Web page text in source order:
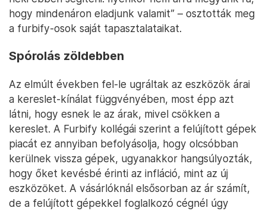
hogy mindenáron eladjunk valamit” – osztották meg
a furbify-osok saját tapasztalataikat.
Spórolás zöldebben
Az elmúlt években fel-le ugráltak az eszközök árai
a kereslet-kínálat függvényében, most épp azt
látni, hogy esnek le az árak, mivel csökken a
kereslet. A Furbify kollégái szerint a felújított gépek
piacát ez annyiban befolyásolja, hogy olcsóbban
kerülnek vissza gépek, ugyanakkor hangsúlyozták,
hogy őket kevésbé érinti az infláció, mint az új
eszközöket. A vásárlóknál elsősorban az ár számít,
de a felújított gépekkel foglalkozó cégnél úgy